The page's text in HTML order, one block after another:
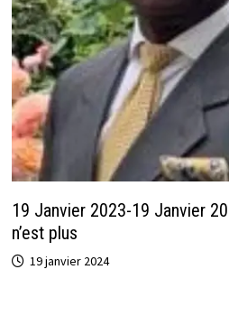
19 Janvier 2023-19 Janvier
n’est plus
19 janvier 2024